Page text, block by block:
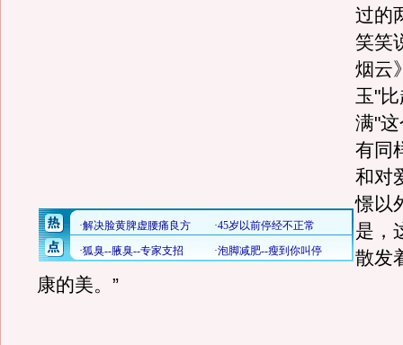
过的
笑笑
烟云
玉"
满"
有同
和对
憬以
是，
散发
康的美。”